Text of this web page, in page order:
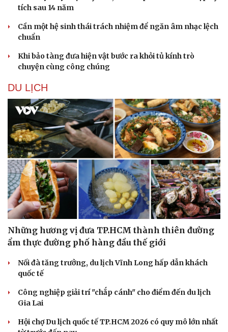
tích sau 14 năm
Cần một hệ sinh thái trách nhiệm để ngăn âm nhạc lệch
chuẩn
Khi bảo tàng đưa hiện vật bước ra khỏi tủ kính trò
chuyện cùng công chúng
DU LỊCH
Những hương vị đưa TP.HCM thành thiên đường
ẩm thực đường phố hàng đầu thế giới
Nối đà tăng trưởng, du lịch Vĩnh Long hấp dẫn khách
quốc tế
Công nghiệp giải trí "chắp cánh" cho điểm đến du lịch
Gia Lai
Hội chợ Du lịch quốc tế TP.HCM 2026 có quy mô lớn nhất